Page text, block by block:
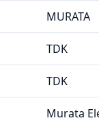
MURATA
TDK
TDK
Murata